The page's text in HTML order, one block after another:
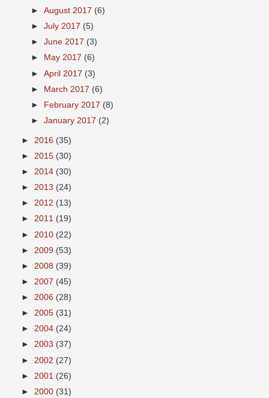
►August 2017 (6)
►July 2017 (5)
►June 2017 (3)
►
May 2017 (6)
►April 2017 (3)
► March 2017 (6)
►
February 2017 (8)
►January 2017 (2)
► 2016 (35)
► 2015 (30)
► 2014 (30)
► 2013 (24)
► 2012 (13)
► 2011 (19)
► 2010 (22)
► 2009 (53)
► 2008 (39)
► 2007 (45)
► 2006 (28)
► 2005 (31)
► 2004 (24)
► 2003 (37)
► 2002 (27)
► 2001 (26)
► 2000 (31)